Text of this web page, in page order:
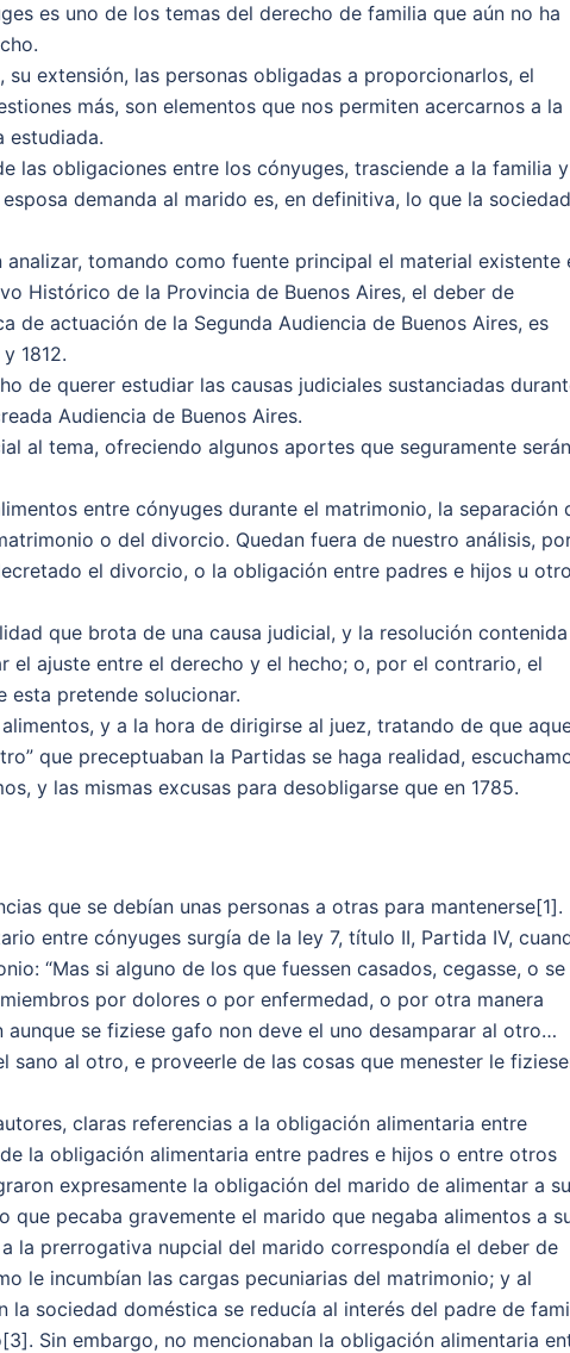
es uno de los temas del derecho de familia que aún no ha
extensión, las personas obligadas a proporcionarlos, el
más, son elementos que nos permiten acercarnos a la
estudiada.
las obligaciones entre los cónyuges, trasciende a la familia y
demanda al marido es, en definitiva, lo que la sociedad
tomando como fuente principal el material existente
Histórico de la Provincia de Buenos Aires, el deber de
de actuación de la Segunda Audiencia de Buenos Aires, es
1812.
de querer estudiar las causas judiciales sustanciadas
Audiencia de Buenos Aires.
al tema, ofreciendo algunos aportes que seguramente serán
entre cónyuges durante el matrimonio, la separación
o del divorcio. Quedan fuera de nuestro análisis,
el divorcio, o la obligación entre padres e hijos u
que brota de una causa judicial, y la resolución
el ajuste entre el derecho y el hecho; o, por el contrario, el
pretende solucionar.
y a la hora de dirigirse al juez, tratando de que
que preceptuaban la Partidas se haga realidad,
y las mismas excusas para desobligarse que en 1785.
que se debían unas personas a otras para mantenerse[1].
entre cónyuges surgía de la ley 7, título II, Partida IV,
“Mas si alguno de los que fuessen casados, cegasse, o se
por dolores o por enfermedad, o por otra manera
aunque se fiziese gafo non deve el uno desamparar al otro…
sano al otro, e proveerle de las cosas que menester le
claras referencias a la obligación alimentaria entre
la obligación alimentaria entre padres e hijos o entre otros
expresamente la obligación del marido de alimentar a su
que pecaba gravemente el marido que negaba alimentos a
la prerrogativa nupcial del marido correspondía el deber de
le incumbían las cargas pecuniarias del matrimonio; y al
la sociedad doméstica se reducía al interés del padre de
Sin embargo, no mencionaban la obligación alimentaria